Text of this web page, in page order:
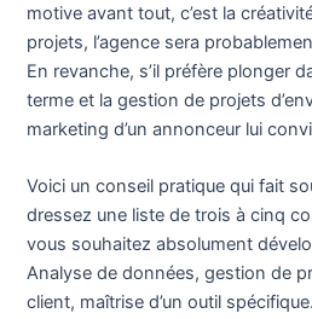
motive avant tout, c’est la
projets, l’agence sera
En revanche, s’il préfère plonger
terme et la gestion de projets
marketing d’un annonceur lui
Voici un conseil pratique qui fait
dressez une liste de trois à cinq
vous souhaitez absolument
Analyse de données, gestion de
client, maîtrise d’un outil